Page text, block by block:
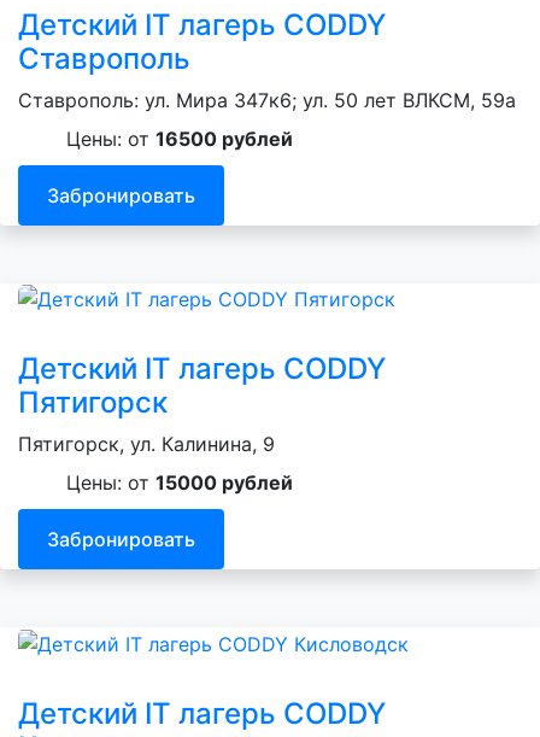
Детский IT лагерь CODDY
Ставрополь
Ставрополь: ул. Мира 347к6; ул. 50 лет ВЛКСМ, 59а
Цены: от 16500 рублей
Забронировать
Детский IT лагерь CODDY
Пятигорск
Пятигорск, ул. Калинина, 9
Цены: от 15000 рублей
Забронировать
Детский IT лагерь CODDY